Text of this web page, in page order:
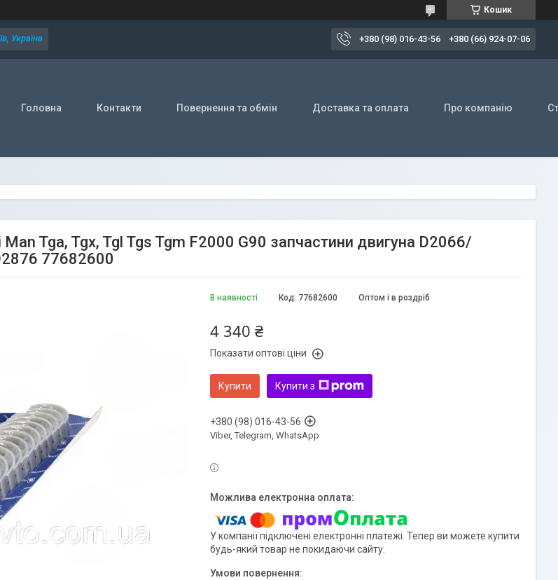
Кошик
Україна +380 (98) 016-43-56 +380 (66) 924-07-06
Головна Контакти Повернення та обмін Доставка та оплата Про компанію
Tga, Tgx, Tgl Tgs Tgm F2000 G90 запчастини двигуна D2066/
77682600
В наявності Оптом і в роздріб
Код: 77682600
4 340 ₴
Показати оптові ціни
Купити Купити з
+380 (98) 016-43-56
Viber, Telegram, WhatsApp
У компанії підключені електронні платежі. Тепер ви можете купити
будь-який товар не покидаючи сайту.